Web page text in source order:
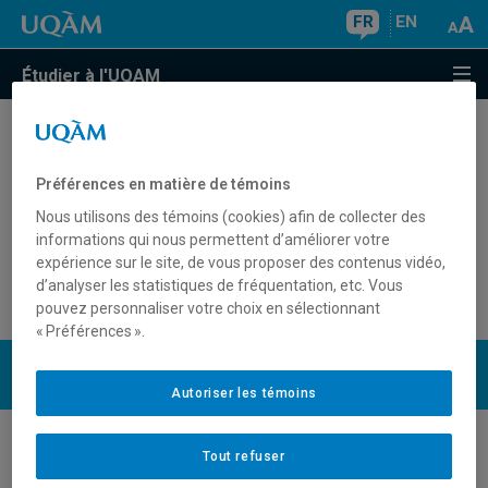
FR EN
Étudier à l'UQAM
de mon programme, où m'adresser?
Vais-je recevoir mon diplôme ou mon attestation
à la collation des grades?
Préférences en matière de témoins
Nous utilisons des témoins (cookies) afin de collecter des
informations qui nous permettent d’améliorer votre
expérience sur le site, de vous proposer des contenus vidéo,
d’analyser les statistiques de fréquentation, etc. Vous
pouvez personnaliser votre choix en sélectionnant
« Préférences ».
Tout refuser
Autoriser les témoins